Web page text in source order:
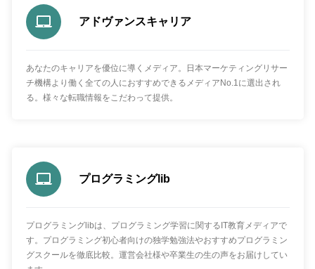
アドヴァンスキャリア
あなたのキャリアを優位に導くメディア。日本マーケティングリサー
チ機構より働く全ての人におすすめできるメディアNo.1に選出され
る。様々な転職情報をこだわって提供。
プログラミングlib
プログラミングlibは、プログラミング学習に関するIT教育メディアで
す。プログラミング初心者向けの独学勉強法やおすすめプログラミン
グスクールを徹底比較。運営会社様や卒業生の生の声をお届けしてい